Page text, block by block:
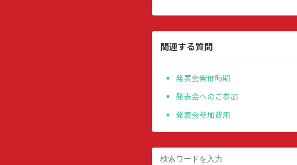
関連する質問
発表会開催時期
発表会へのご参加
発表会参加費用